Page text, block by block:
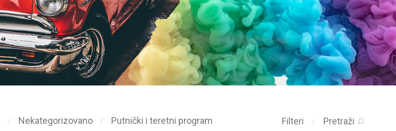
Filteri ⁄ Pretraži
⁄ Nekategorizovano ⁄ Putnički i teretni program